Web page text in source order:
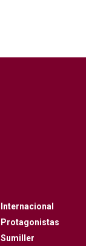
Internacional
Protagonistas
Sumiller